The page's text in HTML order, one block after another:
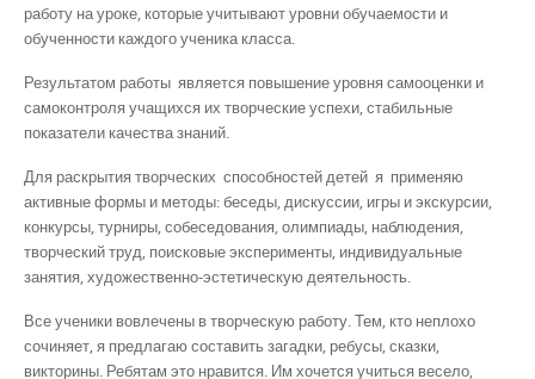
работу на уроке, которые учитывают уровни обучаемости и
обученности каждого ученика класса.
Результатом работы является повышение уровня самооценки и
самоконтроля учащихся их творческие успехи, стабильные
показатели качества знаний.
Для раскрытия творческих способностей детей я применяю
активные формы и методы: беседы, дискуссии, игры и экскурсии,
конкурсы, турниры, собеседования, олимпиады, наблюдения,
творческий труд, поисковые эксперименты, индивидуальные
занятия, художественно-эстетическую деятельность.
Все ученики вовлечены в творческую работу. Тем, кто неплохо
сочиняет, я предлагаю составить загадки, ребусы, сказки,
викторины. Ребятам это нравится. Им хочется учиться весело,